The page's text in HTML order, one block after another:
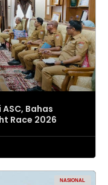
Bahas
Race 2026
NASIONAL